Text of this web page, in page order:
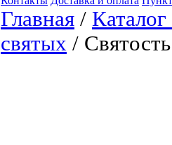
Главная /
святых /